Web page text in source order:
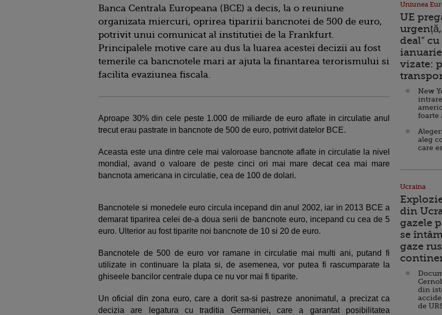
Banca Centrala Europeana (BCE) a decis, la o reuniune
organizata miercuri, oprirea tiparirii bancnotei de 500 de euro,
potrivit unui comunicat al institutiei de la Frankfurt.
Principalele motive care au dus la luarea acestei decizii au fost
temerile ca bancnotele mari ar ajuta la finantarea terorismului si
facilita evaziunea fiscala.
Aproape 30% din cele peste 1.000 de miliarde de euro aflate in circulatie anul
trecut erau pastrate in bancnote de 500 de euro, potrivit datelor BCE.
Aceasta este una dintre cele mai valoroase bancnote aflate in circulatie la nivel
mondial, avand o valoare de peste cinci ori mai mare decat cea mai mare
bancnota americana in circulatie, cea de 100 de dolari.
Bancnotele si monedele euro circula incepand din anul 2002, iar in 2013 BCE a
demarat tiparirea celei de-a doua serii de bancnote euro, incepand cu cea de 5
euro. Ulterior au fost tiparite noi bancnote de 10 si 20 de euro.
Bancnotele de 500 de euro vor ramane in circulatie mai multi ani, putand fi
utilizate in continuare la plata si, de asemenea, vor putea fi rascumparate la
ghiseele bancilor centrale dupa ce nu vor mai fi tiparite.
Un oficial din zona euro, care a dorit sa-si pastreze anonimatul, a precizat ca
decizia are legatura cu traditia Germaniei, care a garantat posibilitatea
Uniunea
UE
deal”
vizate:
New
foarte
aleg
care
Ucraina
din
gazele
se
gaze
din
de